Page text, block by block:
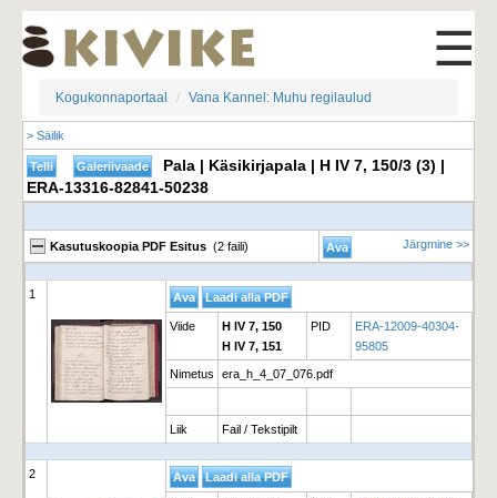
☰
Kogukonnaportaal Vana Kannel: Muhu regilaulud
> Säilik
Pala | Käsikirjapala | H IV 7, 150/3 (3) |
ERA-13316-82841-50238
Kasutuskoopia PDF Esitus (2 faili) Järgmine >>
1
Viide
H IV 7, 150
H IV 7, 151
PID
ERA-12009-40304-
95805
Nimetus era_h_4_07_076.pdf
Liik Fail / Tekstipilt
2